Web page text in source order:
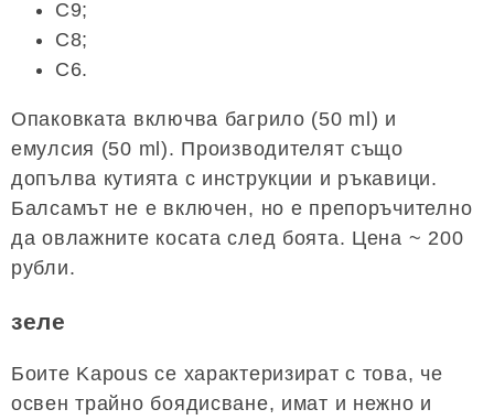
C9;
C8;
C6.
Опаковката включва багрило (50 ml) и
емулсия (50 ml). Производителят също
допълва кутията с инструкции и ръкавици.
Балсамът не е включен, но е препоръчително
да овлажните косата след боята. Цена ~ 200
рубли.
зеле
Боите Kapous се характеризират с това, че
освен трайно боядисване, имат и нежно и